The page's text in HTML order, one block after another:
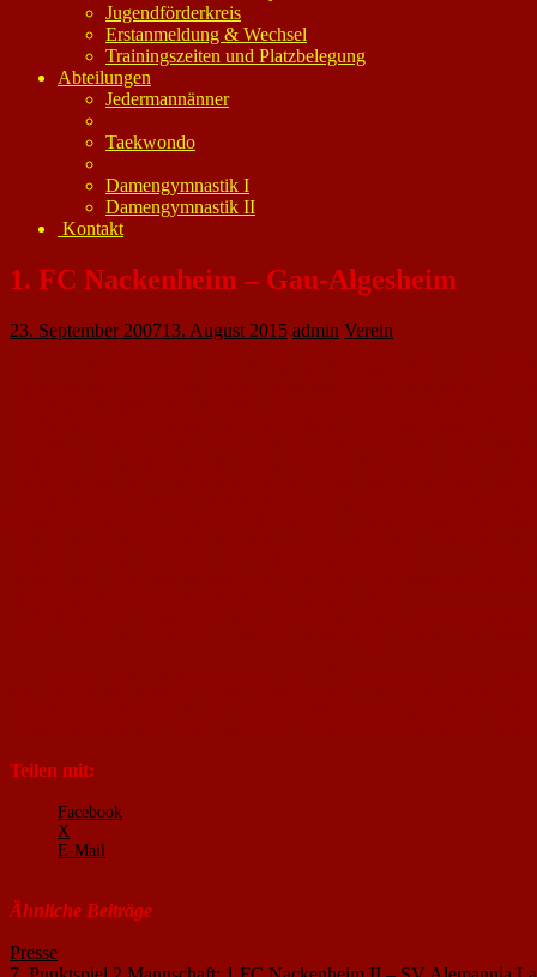
Jugendförderkreis
Erstanmeldung & Wechsel
Trainingszeiten und Platzbelegung
Abteilungen
Jedermannänner
Taekwondo
Damengymnastik I
Damengymnastik II
Kontakt
1. FC Nackenheim – Gau-Algesheim
23. September 200713. August 2015 admin Verein
Teilen mit:
Facebook
X
E-Mail
Ähnliche Beiträge
Presse